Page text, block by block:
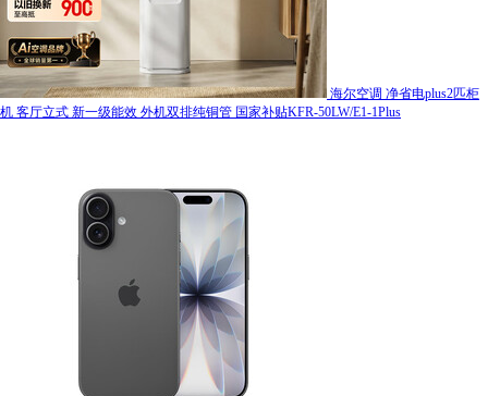
海尔空调 净省电plus2匹柜
机 客厅立式 新一级能效 外机双排纯铜管 国家补贴KFR-50LW/E1-1Plus